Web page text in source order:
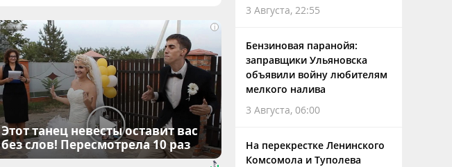
i
Этот танец невесты оставит вас
без слов! Пересмотрела 10 раз
3 Августа, 22:55
Бензиновая паранойя:
заправщики Ульяновска
объявили войну любителям
мелкого налива
3 Августа, 06:00
На перекрестке Ленинского
Комсомола и Туполева